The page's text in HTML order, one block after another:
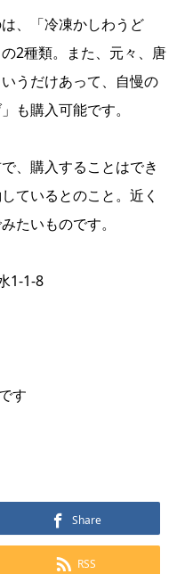
、「冷凍かしわうど
2種類。また、元々、唐
うだけあって、自慢の
も購入可能です。
、購入することはでき
ているとのこと。近く
たいものです。
1-1-8
す
Share
RSS